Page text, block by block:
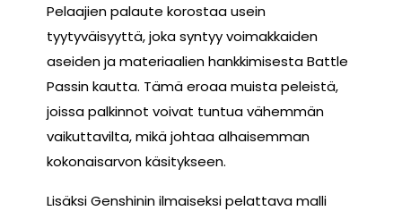
Pelaajien palaute korostaa usein
tyytyväisyyttä, joka syntyy voimakkaiden
aseiden ja materiaalien hankkimisesta Battle
Passin kautta. Tämä eroaa muista peleistä,
joissa palkinnot voivat tuntua vähemmän
vaikuttavilta, mikä johtaa alhaisemman
kokonaisarvon käsitykseen.
Lisäksi Genshinin ilmaiseksi pelattava malli